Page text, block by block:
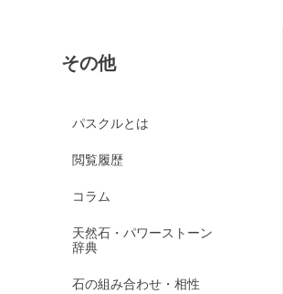
ブルークォーツァイト
クリスタル各種
クリスタル（本水晶）
フロスト水晶
その他
パスクルとは
閲覧履歴
コラム
天然石・パワーストーン
辞典
石の組み合わせ・相性